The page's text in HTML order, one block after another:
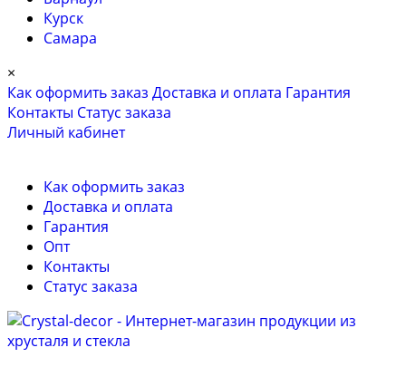
Курск
Самара
×
Как оформить заказ Доставка и оплата Гарантия
Контакты Cтатус заказа
Личный кабинет
Как оформить заказ
Доставка и оплата
Гарантия
Опт
Контакты
Cтатус заказа